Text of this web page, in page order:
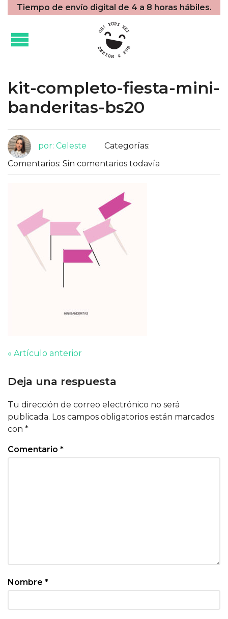
Tiempo de envío digital de 4 a 8 horas hábiles.
kit-completo-fiesta-mini-
banderitas-bs20
por: Celeste
Categorías:
Comentarios: Sin comentarios todavía
« Artículo anterior
Deja una respuesta
Tu dirección de correo electrónico no será
publicada. Los campos obligatorios están marcados
con *
Comentario *
Nombre *